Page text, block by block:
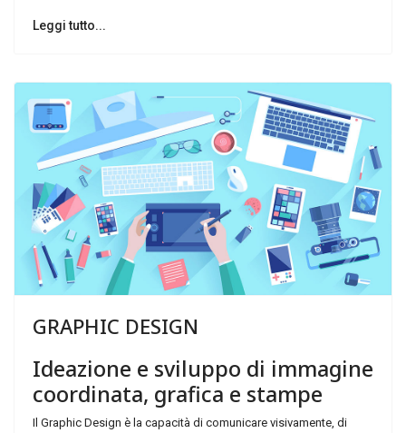
Leggi tutto...
GRAPHIC DESIGN
Ideazione e sviluppo di immagine
coordinata, grafica e stampe
Il Graphic Design è la capacità di comunicare visivamente, di